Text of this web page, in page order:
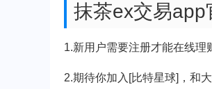
抹茶ex交易app
1.新用户需要注册才能在线理
2.期待你加入[比特星球]，和